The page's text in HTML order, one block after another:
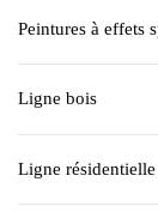
Peintures à effets
Ligne bois
Ligne résidentielle